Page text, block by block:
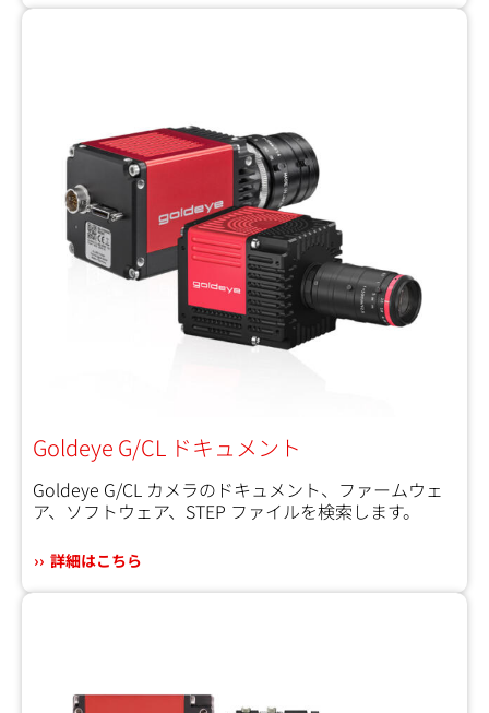
Goldeye G/CL ドキュメント
Goldeye G/CL カメラのドキュメント、ファームウェ
ア、ソフトウェア、STEP ファイルを検索します。
詳細はこちら